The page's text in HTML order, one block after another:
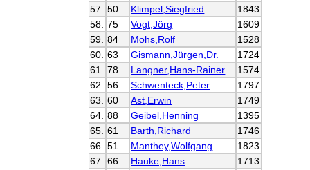
57.
50 Klimpel,Siegfried
1843
58. 75 Vogt,Jörg
1609
59. 84 Mohs,Rolf
1528
60. 63 Gismann,Jürgen,Dr.
1724
61.
78 Langner,Hans-Rainer
1574
62.
56 Schwenteck,Peter
1797
63.
60 Ast,Erwin
1749
64. 88 Geibel,Henning
1395
65. 61 Barth,Richard
1746
66. 51 Manthey,Wolfgang
1823
67.
66 Hauke,Hans
1713